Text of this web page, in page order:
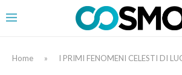
Home » I PRIMI FENOMENI CELESTI DI